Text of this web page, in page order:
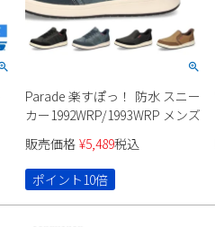
Parade 楽すぽっ！ 防水 スニー
カー1992WRP/1993WRP メンズ
販売価格 ¥5,489税込
ポイント10倍